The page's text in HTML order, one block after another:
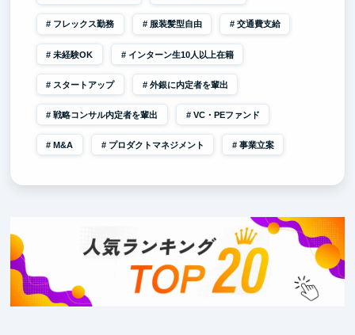
フレックス勤務 服装髪型自由 交通費支給
未経験OK インターン生10人以上在籍
スタートアップ 外銀に内定者を輩出
戦略コンサル内定者を輩出 VC・PEファンド
M&A プロダクトマネジメント 事業立案